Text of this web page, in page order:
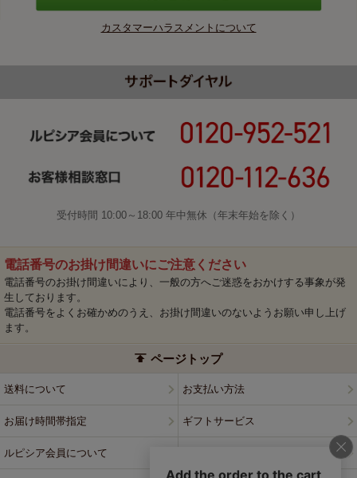
カスタマーハラスメントについて
受付時間 10:00～18:00 年中無休（年末年始を除く）
電話番号のお掛け間違いにご注意ください
電話番号のお掛け間違いにより、一般の方へご迷惑をおかけする事象が発
生しております。
電話番号をよくお確かめのうえ、お掛け間違いのないようお願い申し上げ
ます。
ページトップ
送料について お支払い方法
お届け時間帯指定 ギフトサービス
ルピシア会員について